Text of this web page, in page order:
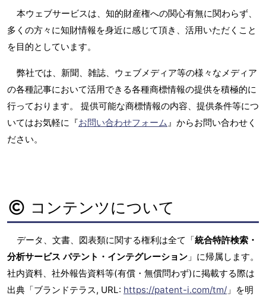
本ウェブサービスは、知的財産権への関心有無に関わらず、
多くの方々に知財情報を身近に感じて頂き、活用いただくこと
を目的としています。
弊社では、新聞、雑誌、ウェブメディア等の様々なメディア
の各種記事において活用できる各種商標情報の提供を積極的に
行っております。 提供可能な商標情報の内容、提供条件等につ
いてはお気軽に『お問い合わせフォーム』からお問い合わせく
ださい。
コンテンツについて
データ、文書、図表類に関する権利は全て「統合特許検索・
分析サービス パテント・インテグレーション 」に帰属します。
社内資料、社外報告資料等(有償・無償問わず)に掲載する際は
出典「ブランドテラス, URL: https://patent-i.com/tm/ 」を明